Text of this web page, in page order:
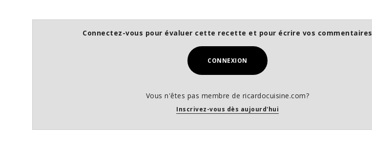
Connectez-vous pour évaluer cette recette et pour écrire vos commentaires
CONNEXION
Vous n'êtes pas membre de ricardocuisine.com?
Inscrivez-vous dès aujourd'hui